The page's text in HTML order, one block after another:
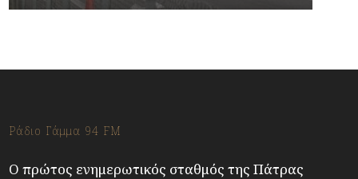
Ράδιο Γάμμα 94 FM
Ο πρώτος ενημερωτικός σταθμός της Πάτρας